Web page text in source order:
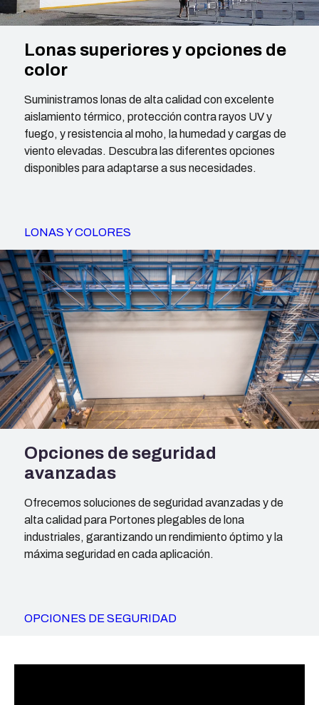
Lonas superiores y opciones de
color
Suministramos lonas de alta calidad con excelente
aislamiento térmico, protección contra rayos UV y
fuego, y resistencia al moho, la humedad y cargas de
viento elevadas. Descubra las diferentes opciones
disponibles para adaptarse a sus necesidades.
LONAS Y COLORES
Opciones de seguridad
avanzadas
Ofrecemos soluciones de seguridad avanzadas y de
alta calidad para Portones plegables de lona
industriales, garantizando un rendimiento óptimo y la
máxima seguridad en cada aplicación.
OPCIONES DE SEGURIDAD